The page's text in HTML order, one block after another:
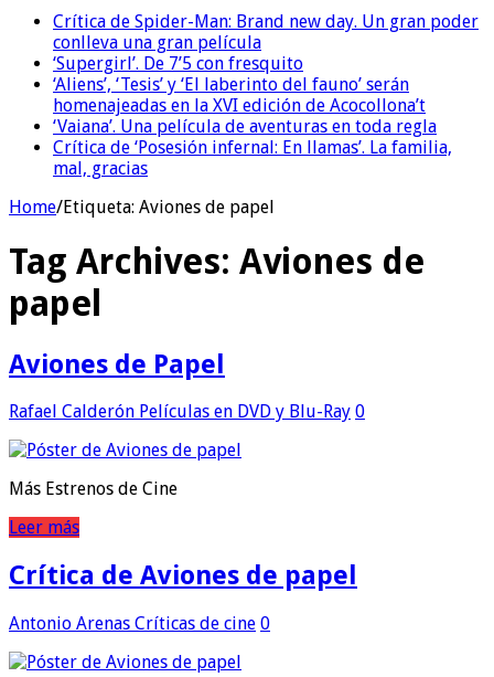
Crítica de Spider-Man: Brand new day. Un gran poder
conlleva una gran película
‘Supergirl’. De 7’5 con fresquito
‘Aliens’, ‘Tesis’ y ‘El laberinto del fauno’ serán
homenajeadas en la XVI edición de Acocollona’t
‘Vaiana’. Una película de aventuras en toda regla
Crítica de ‘Posesión infernal: En llamas’. La familia,
mal, gracias
Home/Etiqueta: Aviones de papel
Tag Archives: Aviones de
papel
Aviones de Papel
Rafael Calderón Películas en DVD y Blu-Ray 0
Más Estrenos de Cine
Leer más
Crítica de Aviones de papel
Antonio Arenas Críticas de cine 0